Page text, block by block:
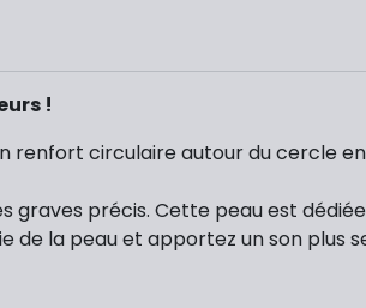
!
renfort circulaire autour du cercle
graves précis. Cette peau est
de la peau et apportez un son plus